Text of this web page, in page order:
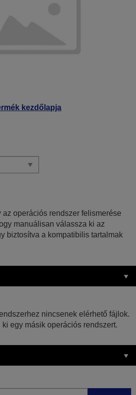
kezdőlapja
az operációs rendszer felismerése
manuálisan válassza ki az
biztosítva a kompatibilis tartalmak
nincsenek elérhető fájlok.
egy másik operációs rendszert.